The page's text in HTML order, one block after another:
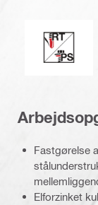
Perfekt
Fastgørelse
Elforzinket